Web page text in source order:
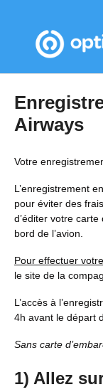
Airways
Votre
L’enregistrement
pour éviter des
d’éditer votre
bord de l’avion.
Pour effectuer
le site de la
L’accès à
4h avant le départ
Sans carte
1) Allez